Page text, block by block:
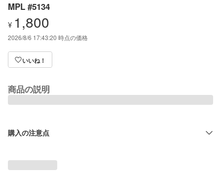
MPL #5134
¥ 1,800
2026/8/6 17:43:20 時点の価格
いいね！
商品の説明
購入の注意点